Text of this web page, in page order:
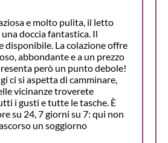
e molto pulita, il letto
doccia fantastica. Il
disponibile. La colazione offre
abbondante e a un prezzo
però un punto debole!
ci si aspetta di camminare,
vicinanze troverete
i gusti e tutte le tasche. È
su 24, 7 giorni su 7: qui non
un soggiorno